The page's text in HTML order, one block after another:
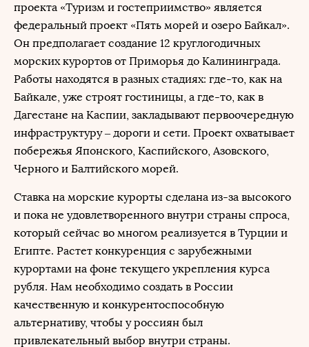
проекта «Туризм и гостеприимство» является
федеральный проект «Пять морей и озеро Байкал».
Он предполагает создание 12 круглогодичных
морских курортов от Приморья до Калининграда.
Работы находятся в разных стадиях: где-то, как на
Байкале, уже строят гостиницы, а где-то, как в
Дагестане на Каспии, закладывают первоочередную
инфраструктуру – дороги и сети. Проект охватывает
побережья Японского, Каспийского, Азовского,
Черного и Балтийского морей.
Ставка на морские курорты сделана из-за высокого
и пока не удовлетворенного внутри страны спроса,
который сейчас во многом реализуется в Турции и
Египте. Растет конкуренция с зарубежными
курортами на фоне текущего укрепления курса
рубля. Нам необходимо создать в России
качественную и конкурентоспособную
альтернативу, чтобы у россиян был
привлекательный выбор внутри страны.